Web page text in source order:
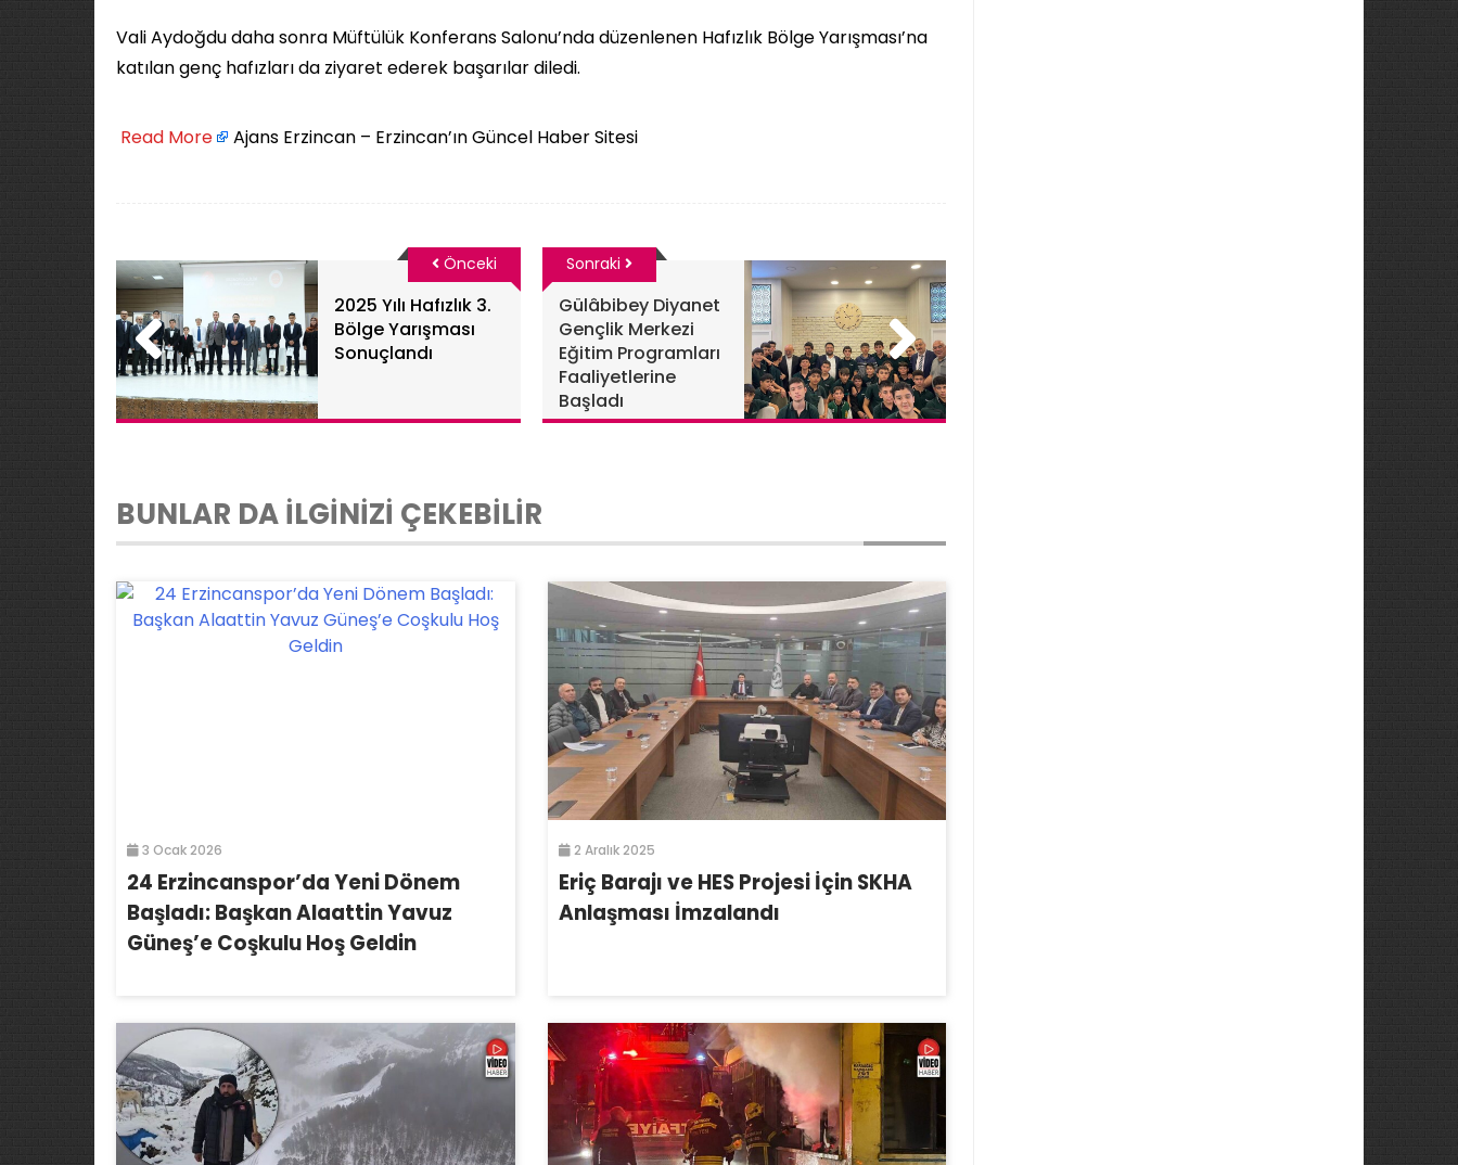
Vali Aydoğdu daha sonra Müftülük Konferans Salonu’nda düzenlenen Hafızlık Bölge Yarışması’na
katılan genç hafızları da ziyaret ederek başarılar diledi.
Read More Ajans Erzincan – Erzincan’ın Güncel Haber Sitesi
2025 Yılı Hafızlık 3.
Bölge Yarışması
Sonuçlandı
Önceki
Gülâbibey Diyanet
Gençlik Merkezi
Eğitim Programları
Faaliyetlerine
Başladı
Sonraki
BUNLAR DA İLGİNİZİ ÇEKEBİLİR
3 Ocak 2026
24 Erzincanspor’da Yeni Dönem
Başladı: Başkan Alaattin Yavuz
Güneş’e Coşkulu Hoş Geldin
2 Aralık 2025
Eriç Barajı ve HES Projesi İçin SKHA
Anlaşması İmzalandı